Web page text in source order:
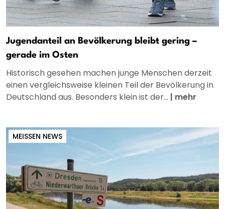
Jugendanteil an Bevölkerung bleibt gering –
gerade im Osten
Historisch gesehen machen junge Menschen derzeit
einen vergleichsweise kleinen Teil der Bevölkerung in
Deutschland aus. Besonders klein ist der... | mehr
MEISSEN NEWS